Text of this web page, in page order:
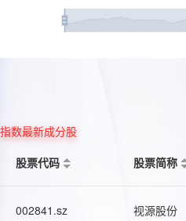
指数最新成分股
股票代码
股票简称
002841.sz 视源股份